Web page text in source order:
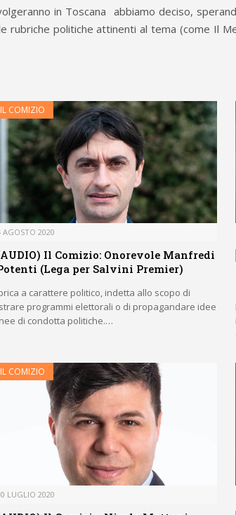
in Toscana abbiamo deciso,
politiche attinenti al tema (come Il
IL COMIZIO
AGOSTO 2020
Il Comizio: Onorevole Manfredi
(Lega per Salvini Premier)
a carattere politico, indetta allo scopo di
programmi elettorali o di propagandare idee
di condotta politiche.…
IL COMIZIO
LUGLIO 2020